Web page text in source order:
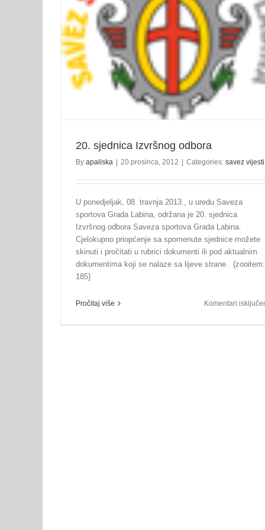
20. sjednica Izvršnog odbora
By apaliska | 20 prosinca, 2012 | Categories: savez vijesti
U ponedjeljak, 08. travnja 2013., u uredu Saveza
sportova Grada Labina, održana je 20. sjednica
Izvršnog odbora Saveza sportova Grada Labina.
Cjelokupno priopćenje sa spomenute sjednice možete
skinuti i pročitati u rubrici dokumenti ili pod aktualnim
dokumentima koji se nalaze sa lijeve strane. {zooitem:
185}
Pročitaj više Komentari
19. sjednica Izvršnog odbora
savez vijesti